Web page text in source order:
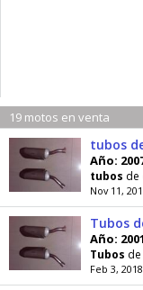
19 motos en venta
Año:
tubos de
Nov 11,
Año:
Tubos de
Feb 3, 2018